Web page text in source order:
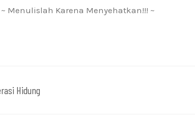
~ Menulislah Karena Menyehatkan!!! ~
Hidung